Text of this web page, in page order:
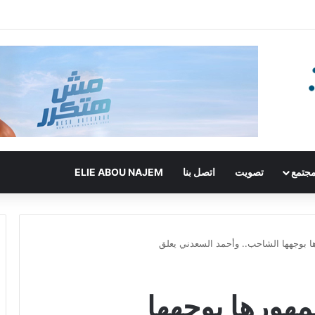
تصويت اتصل بنا ELIE ABOU NAJEM
بوجهها الشاحب.. وأحمد السعدني يعلق
بوجهها